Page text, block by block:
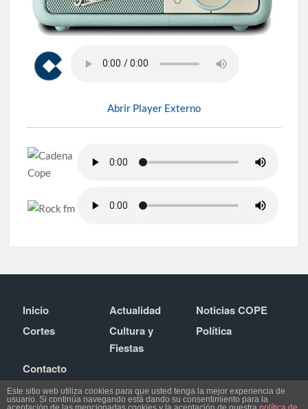
Abrir Player Externo
Inicio Actualidad
Noticias COPE
Cortes
Cultura y
Fiestas
Política
Contacto
Este sitio web utiliza cookies para que usted tenga la mejor experiencia de
usuario. Si continúa navegando está dando su consentimiento para la